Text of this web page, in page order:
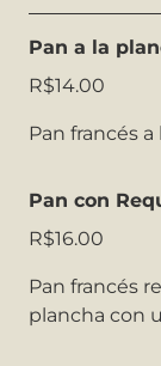
Pan a la
R$14.00
Pan francés
Pan con
R$16.00
Pan francés
plancha con